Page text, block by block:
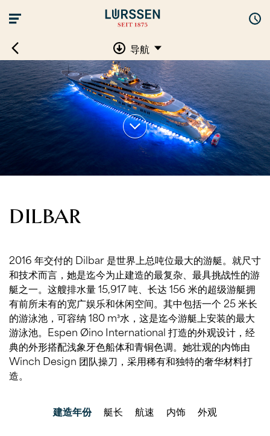
导航
DILBAR
2016 年交付的 Dilbar 是世界上总吨位最大的游艇。就尺寸
和技术而言，她是迄今为止建造的最复杂、最具挑战性的游
艇之一。这艘排水量 15,917 吨、长达 156 米的超级游艇拥
有前所未有的宽广娱乐和休闲空间。其中包括一个 25 米长
的游泳池，可容纳 180 m³水，这是迄今游艇上安装的最大
游泳池。Espen Øino International 打造的外观设计，经
典的外形搭配浅象牙色船体和青铜色调。她壮观的内饰由
Winch Design 团队操刀，采用稀有和独特的奢华材料打
造。
建造年份 艇长 航速 内饰 外观